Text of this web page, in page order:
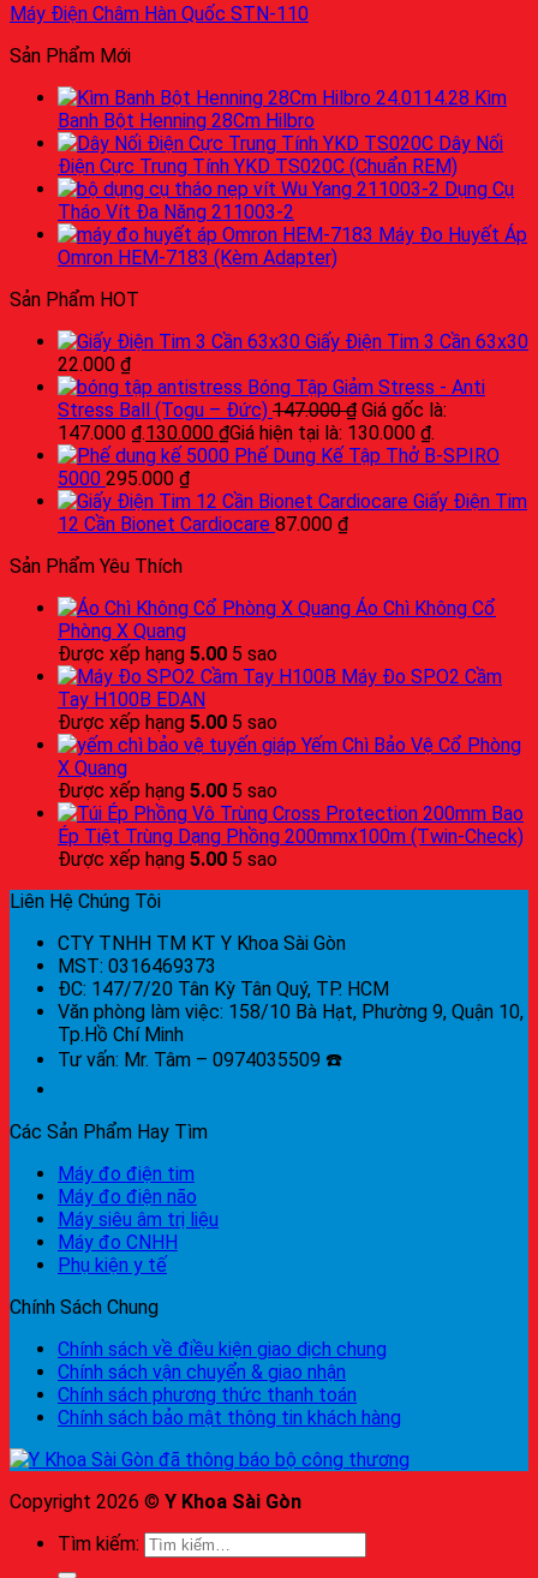
Máy Điện Châm Hàn Quốc STN-110
Sản Phẩm Mới
Kìm
Banh Bột Henning 28Cm Hilbro
Dây Nối
Điện Cực Trung Tính YKD TS020C (Chuẩn REM)
Dụng Cụ
Tháo Vít Đa Năng 211003-2
Máy Đo Huyết Áp
Omron HEM-7183 (Kèm Adapter)
Sản Phẩm HOT
Giấy Điện Tim 3 Cần 63x30
22.000 ₫
Bóng Tập Giảm Stress - Anti
Stress Ball (Togu – Đức) 147.000₫ Giá gốc là:
147.000 ₫.130.000 ₫Giá hiện tại là: 130.000 ₫.
Phế Dung Kế Tập Thở B-SPIRO
5000 295.000 ₫
Giấy Điện Tim
12 Cần Bionet Cardiocare 87.000 ₫
Sản Phẩm Yêu Thích
Áo Chì Không Cổ
Phòng X Quang
Được xếp hạng 5.00 5 sao
Máy Đo SPO2 Cầm
Tay H100B EDAN
Được xếp hạng 5.00 5 sao
Yếm Chì Bảo Vệ Cổ Phòng
X Quang
Được xếp hạng 5.00 5 sao
Bao
Ép Tiệt Trùng Dạng Phồng 200mmx100m (Twin-Check)
Được xếp hạng 5.00 5 sao
Liên Hệ Chúng Tôi
CTY TNHH TM KT Y Khoa Sài Gòn
MST: 0316469373
ĐC: 147/7/20 Tân Kỳ Tân Quý, TP. HCM
Văn phòng làm việc: 158/10 Bà Hạt, Phường 9, Quận 10,
Tp.Hồ Chí Minh
Tư vấn: Mr. Tâm – 0974035509 ☎️
Các Sản Phẩm Hay Tìm
Máy đo điện tim
Máy đo điện não
Máy siêu âm trị liệu
Máy đo CNHH
Phụ kiện y tế
Chính Sách Chung
Chính sách về điều kiện giao dịch chung
Chính sách vận chuyển & giao nhận
Chính sách phương thức thanh toán
Chính sách bảo mật thông tin khách hàng
Copyright 2026 © Y Khoa Sài Gòn
Tìm kiếm: